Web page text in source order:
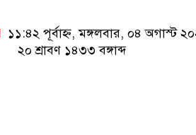
১১:৪২ পূর্বাহ্ন, মঙ্গলবার, ০৪ অগাস্ট
২০ শ্রাবণ ১৪৩৩ বঙ্গাব্দ